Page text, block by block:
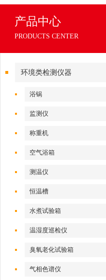
产品中心
PRODUCTS CENTER
环境类检测仪器
浴锅
监测仪
称重机
空气浴箱
测温仪
恒温槽
水煮试验箱
温湿度巡检仪
臭氧老化试验箱
气相色谱仪